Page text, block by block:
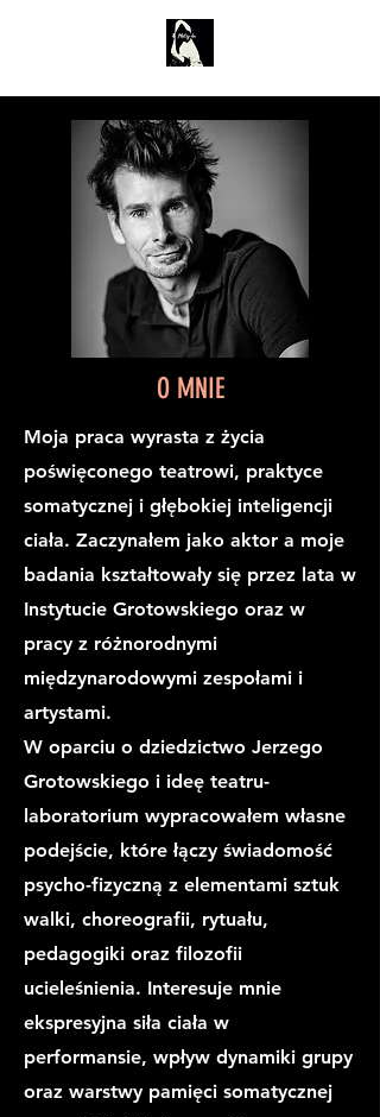
O MNIE
Moja praca wyrasta z życia
poświęconego teatrowi, praktyce
somatycznej i głębokiej inteligencji
ciała. Zaczynałem jako aktor a moje
badania kształtowały się przez lata w
Instytucie Grotowskiego oraz w
pracy z różnorodnymi
międzynarodowymi zespołami i
artystami.
W oparciu o dziedzictwo Jerzego
Grotowskiego i ideę teatru-
laboratorium wypracowałem własne
podejście, które łączy świadomość
psycho-fizyczną z elementami sztuk
walki, choreografii, rytuału,
pedagogiki oraz filozofii
ucieleśnienia. Interesuje mnie
ekspresyjna siła ciała w
performansie, wpływ dynamiki grupy
oraz warstwy pamięci somatycznej